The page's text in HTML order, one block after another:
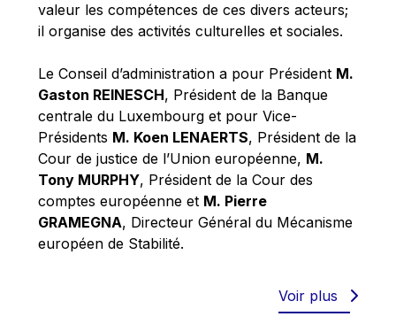
Paolo Mengozzi
Paschal Donohoe
Pat Cox
Patrizia Nanz
Philippe Maystadt
Pierre Gramegna
Richard Pelly
Robert Goebbels
Robert REYNDERS
valeur les compétences de ces divers acteurs;
il organise des activités culturelles et sociales.
Le Conseil d’administration a pour Président M.
Gaston REINESCH, Président de la Banque
centrale du Luxembourg et pour Vice-
Présidents M. Koen LENAERTS, Président de la
Cour de justice de l’Union européenne, M.
Tony MURPHY, Président de la Cour des
comptes européenne et M. Pierre
GRAMEGNA, Directeur Général du Mécanisme
européen de Stabilité.
Voir plus